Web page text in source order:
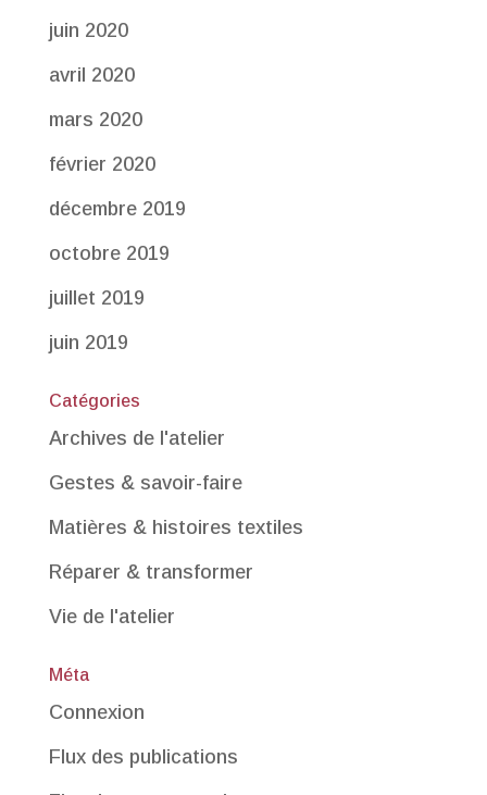
juin 2020
avril 2020
mars 2020
février 2020
décembre 2019
octobre 2019
juillet 2019
juin 2019
Catégories
Archives de l'atelier
Gestes & savoir-faire
Matières & histoires textiles
Réparer & transformer
Vie de l'atelier
Méta
Connexion
Flux des publications